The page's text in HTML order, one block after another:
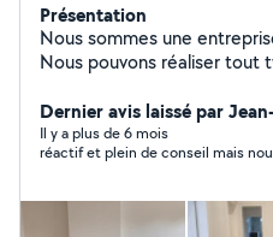
Présentation
Nous sommes une
Nous pouvons réaliser tout
même de réaliser tous vos
garantis.
Dernier avis laissé par
Il y a plus de 6 mois
réactif et plein de conseil mais